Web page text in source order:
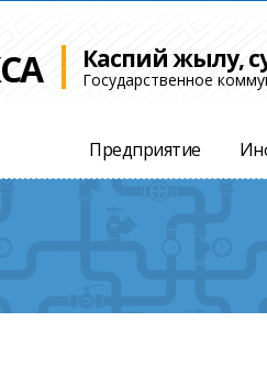
Каспий жылу,
Государственное
Предприятие